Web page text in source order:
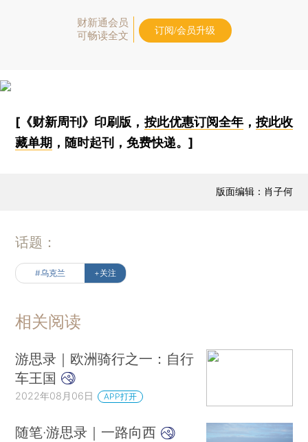
财新通会员
可畅读全文
订阅/会员升级
[《财新周刊》印刷版， 按此优惠订阅全年， 按此收
藏单期 ，随时起刊，免费快递。]
版面编辑：肖子何
话题：
#乌克兰 +关注
相关阅读
游思录｜欧洲骑行之一：自行
车王国
2022年08月06日 APP打开
随笔·游思录｜一路向西